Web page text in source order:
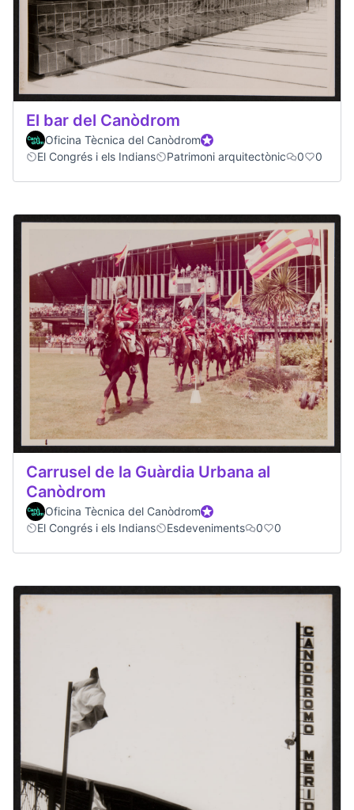
El bar del Canòdrom
Oficina Tècnica del CanòdromOfficial participant
El Congrés i els Indians
Patrimoni arquitectònic 0 0
Carrusel de la Guàrdia Urbana al
Canòdrom
Oficina Tècnica del CanòdromOfficial participant
El Congrés i els Indians
Esdeveniments 0 0